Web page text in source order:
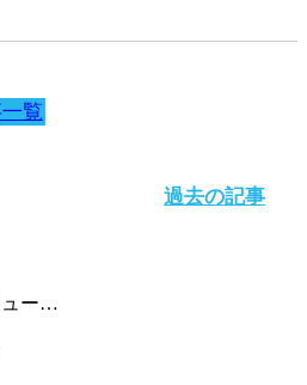
覧
過去の記事
設定メニューをリニューアルしました